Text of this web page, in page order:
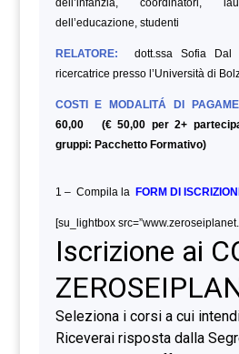
dell’educazione, studenti
RELATORE: dott.ssa Sofia Dal
ricercatrice presso l’Università di
COSTI E MODALITÁ DI
60,00 (€ 50,00 per 2+
gruppi: Pacchetto Formativo)
1 – Compila la FORM DI
[su_lightbox